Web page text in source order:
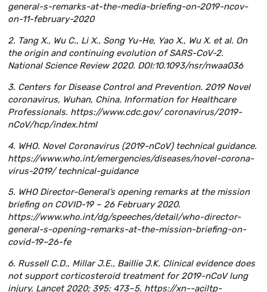
general-s-remarks-at-the-media-briefing-on-2019-ncov-
on-11-february-2020
2. Tang X., Wu C., Li X., Song Yu-He, Yao X., Wu X. et al. On
the origin and continuing evolution of SARS-CoV-2.
National Science Review 2020. DOI:10.1093/nsr/nwaa036
3. Centers for Disease Control and Prevention. 2019 Novel
coronavirus, Wuhan, China. Information for Healthcare
Professionals. https://www.cdc.gov/ coronavirus/2019-
nCoV/hcp/index.html
4. WHO. Novel Coronavirus (2019-nCoV) technical guidance.
https://www.who.int/emergencies/diseases/novel-corona­
virus-2019/ technical-guidance
5. WHO Director-General’s opening remarks at the mission
briefing on COVID-19 – 26 February 2020.
https://www.who.int/dg/speeches/detail/who-director-
general-s-opening-remarks-at-the-mission-briefing-on-
covid-19–26-fe
6. Russell C.D., Millar J.E., Baillie J.K. Clinical evidence does
not support corticosteroid treatment for 2019-nCoV lung
injury. Lancet 2020; 395: 473–5. https://xn--aciltp-